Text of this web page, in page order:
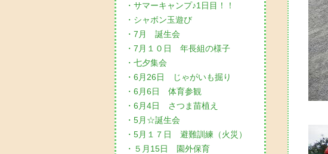
・サマーキャンプ♪1日目！！
・シャボン玉遊び
・7月 誕生会
・7月１０日 年長組の様子
・七夕集会
・6月26日 じゃがいも掘り
・6月6日 体育参観
・6月4日 さつま苗植え
・5月☆誕生会
・5月１７日 避難訓練（火災）
・５月15日 園外保育